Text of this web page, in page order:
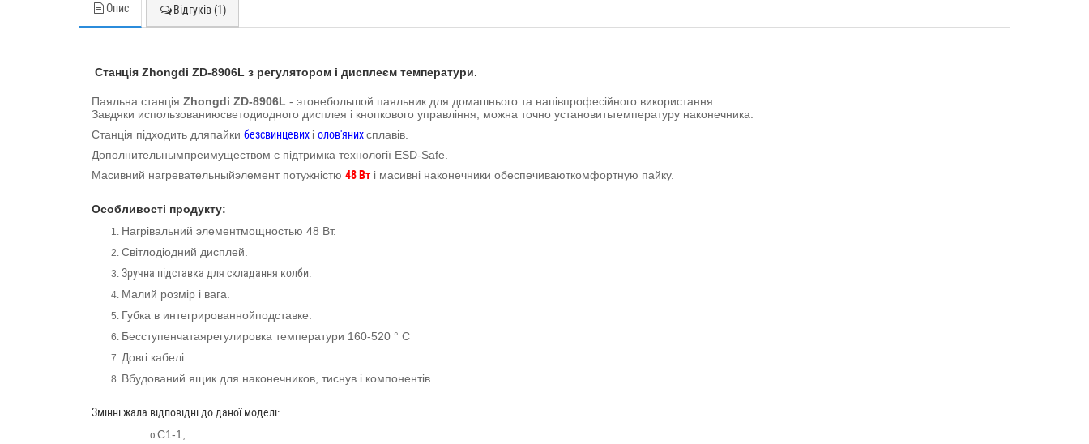
Опис Відгуків (1)
Станція Zhongdi ZD-8906L з регулятором і дисплеєм температури.
Паяльна станція Zhongdi ZD-8906L - этонебольшой паяльник для домашнього та напівпрофесійного використання.
Завдяки использованиюсветодиодного дисплея і кнопкового управління, можна точно установитьтемпературу наконечника.
Станція підходить дляпайки безсвинцевих і олов'янихсплавів.
Дополнительнымпреимуществом є підтримка технології ESD-Safe.
Масивний нагревательныйэлемент потужністю 48 Вт і масивні наконечники обеспечиваюткомфортную пайку.
Особливості продукту:
1. Нагрівальний элементмощностью 48 Вт.
2. Світлодіодний дисплей.
3. Зручна підставка для складання колби.
4. Малий розмір і вага.
5. Губка в интегрированнойподставке.
6. Бесступенчатаярегулировка температури 160-520 ° C
7. Довгі кабелі.
8. Вбудований ящик для наконечников, тиснув і компонентів.
Змінні жала відповідні до даної моделі:
o C1-1;